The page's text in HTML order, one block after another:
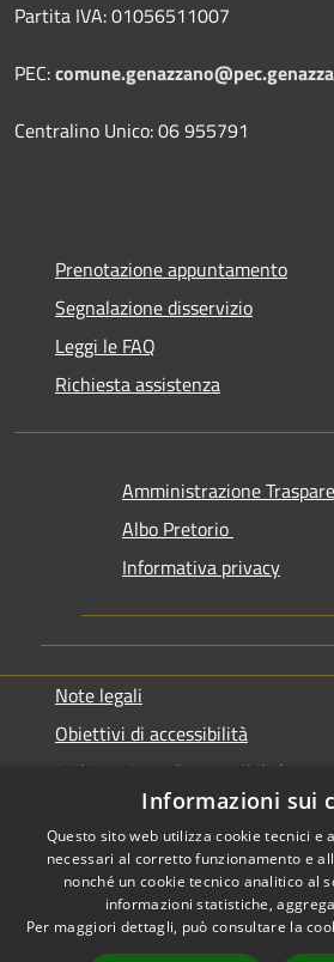
Partita IVA: 01056511007
PEC:
Centralino Unico: 06 955791
Prenotazione appuntamento
Segnalazione disservizio
Leggi le FAQ
Richiesta assistenza
Amministrazione
Albo Pretorio
Informativa privacy
Note legali
Obiettivi di accessibilità
Dichiarazione di accessibilità
Accessibilità
Informazioni sui
Questo sito web utilizza cookie tecnici e
necessari al corretto funzionamento e
nonché un cookie tecnico analitico al
informazioni statistiche,
Per maggiori dettagli, può consultare la